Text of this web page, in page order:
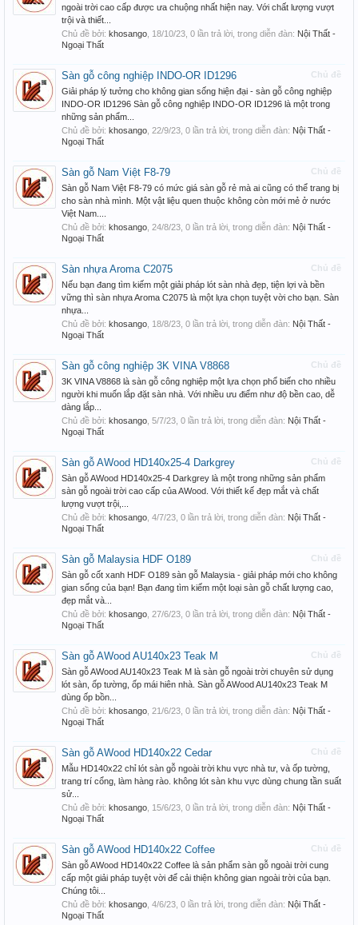
ngoài trời cao cấp được ưa chuộng nhất hiện nay. Với chất lượng vượt
trội và thiết...
Chủ đề bởi: khosango 18/10/23 , 0 lần trả lời, trong diễn đàn: Nội Thất -
Ngoại Thất
Chủ đề
Sàn gỗ công nghiệp INDO-OR ID1296
Giải pháp lý tưởng cho không gian sống hiện đại - sàn gỗ công nghiệp
INDO-OR ID1296 Sàn gỗ công nghiệp INDO-OR ID1296 là một trong
những sản phẩm...
Chủ đề bởi: khosango 22/9/23 , 0 lần trả lời, trong diễn đàn: Nội Thất -
Ngoại Thất
Chủ đề
Sàn gỗ Nam Việt F8-79
Sàn gỗ Nam Việt F8-79 có mức giá sàn gỗ rẻ mà ai cũng có thể trang bị
cho sàn nhà mình. Một vật liệu quen thuộc không còn mới mẻ ở nước
Việt Nam....
Chủ đề bởi: khosango 24/8/23 , 0 lần trả lời, trong diễn đàn: Nội Thất -
Ngoại Thất
Chủ đề
Sàn nhựa Aroma C2075
Nếu bạn đang tìm kiếm một giải pháp lót sàn nhà đẹp, tiện lợi và bền
vững thì sàn nhựa Aroma C2075 là một lựa chọn tuyệt vời cho bạn. Sàn
nhựa...
Chủ đề bởi: khosango 18/8/23 , 0 lần trả lời, trong diễn đàn: Nội Thất -
Ngoại Thất
Chủ đề
Sàn gỗ công nghiệp 3K VINA V8868
3K VINA V8868 là sàn gỗ công nghiệp một lựa chọn phổ biến cho nhiều
người khi muốn lắp đặt sàn nhà. Với nhiều ưu điểm như độ bền cao, dễ
dàng lắp...
Chủ đề bởi: khosango 5/7/23 , 0 lần trả lời, trong diễn đàn: Nội Thất -
Ngoại Thất
Chủ đề
Sàn gỗ AWood HD140x25-4 Darkgrey
Sàn gỗ AWood HD140x25-4 Darkgrey là một trong những sản phẩm
sàn gỗ ngoài trời cao cấp của AWood. Với thiết kế đẹp mắt và chất
lượng vượt trội,...
Chủ đề bởi: khosango 4/7/23 , 0 lần trả lời, trong diễn đàn: Nội Thất -
Ngoại Thất
Chủ đề
Sàn gỗ Malaysia HDF O189
Sàn gỗ cốt xanh HDF O189 sàn gỗ Malaysia - giải pháp mới cho không
gian sống của bạn! Bạn đang tìm kiếm một loại sàn gỗ chất lượng cao,
đẹp mắt và...
Chủ đề bởi: khosango 27/6/23 , 0 lần trả lời, trong diễn đàn: Nội Thất -
Ngoại Thất
Chủ đề
Sàn gỗ AWood AU140x23 Teak M
Sàn gỗ AWood AU140x23 Teak M là sàn gỗ ngoài trời chuyên sử dụng
lót sàn, ốp tường, ốp mái hiên nhà. Sàn gỗ AWood AU140x23 Teak M
dùng ốp bồn...
Chủ đề bởi: khosango 21/6/23 , 0 lần trả lời, trong diễn đàn: Nội Thất -
Ngoại Thất
Chủ đề
Sàn gỗ AWood HD140x22 Cedar
Mẫu HD140x22 chỉ lót sàn gỗ ngoài trời khu vực nhà tư, và ốp tường,
trang trí cổng, làm hàng rào. không lót sàn khu vực dùng chung tần suất
sử...
Chủ đề bởi: khosango 15/6/23 , 0 lần trả lời, trong diễn đàn: Nội Thất -
Ngoại Thất
Chủ đề
Sàn gỗ AWood HD140x22 Coffee
Sàn gỗ AWood HD140x22 Coffee là sản phẩm sàn gỗ ngoài trời cung
cấp một giải pháp tuyệt vời để cải thiện không gian ngoài trời của bạn.
Chúng tôi...
Chủ đề bởi: khosango 4/6/23 , 0 lần trả lời, trong diễn đàn: Nội Thất -
Ngoại Thất